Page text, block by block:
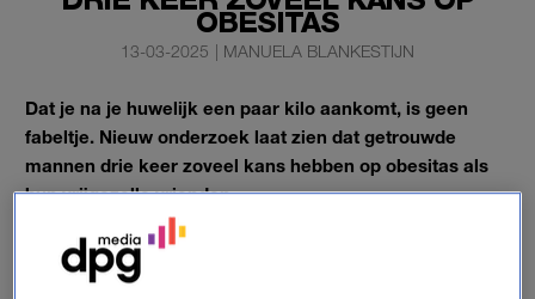
OBESITAS
13-03-2025 | MANUELA BLANKESTIJN
Dat je na je huwelijk een paar kilo aankomt, is geen
fabeltje. Nieuw onderzoek laat zien dat getrouwde
mannen drie keer zoveel kans hebben op obesitas als
hun vrijgezelle vrienden.
Ook vrouwen krijgen vaker overgewicht zodra ze in het
huwelijksbootje stappen, al is de toename bij hen minder